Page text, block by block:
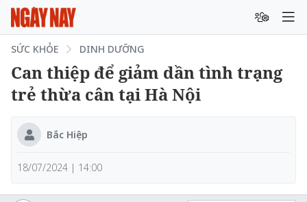
SỨC KHỎE DINH DƯỠNG
Can thiệp để giảm dần tình trạng
trẻ thừa cân tại Hà Nội
Bắc Hiệp
18/07/2024 | 14:00